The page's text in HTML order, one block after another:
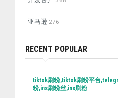
亚马逊 276
RECENT POPULAR
tiktok刷粉,tiktok刷粉平台
粉,ins刷粉丝,ins刷粉